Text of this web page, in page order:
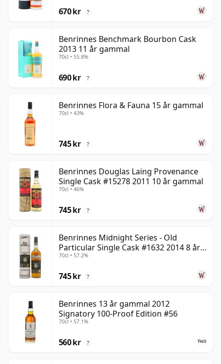
670 kr ?
Benrinnes Benchmark Bourbon Cask
2013 11 år gammal
70cl • 55.8%
690 kr ?
Benrinnes Flora & Fauna 15 år gammal
70cl • 43%
745 kr ?
Benrinnes Douglas Laing Provenance
Single Cask #15278 2011 10 år gammal
70cl • 46%
745 kr ?
Benrinnes Midnight Series - Old
Particular Single Cask #1632 2014 8 år
gammal
70cl • 57.2%
745 kr ?
Benrinnes 13 år gammal 2012
Signatory 100-Proof Edition #56
70cl • 57.1%
560 kr ?